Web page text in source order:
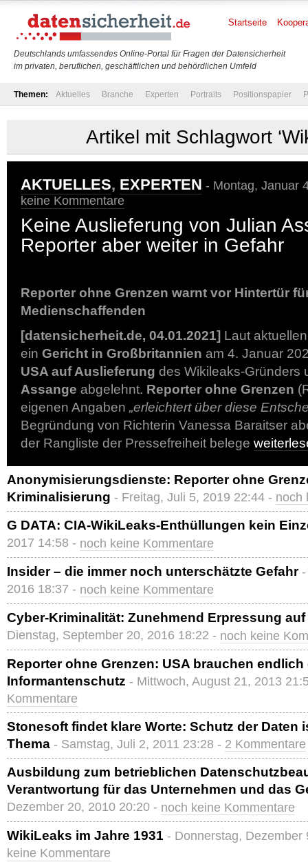
Deutschlands umfassendes Online-Portal für Fragen der Datensicherheit
im privaten, beruflichen, geschäftlichen und behördlichen Umfeld
Startseite
Themen: Aktuelles Branche Experten Portraits Positionspapier
Artikel mit Schlagwort
AKTUELLES, EXPERTEN - Montag, Januar
keine Kommentare
Keine Auslieferung von Julian
Reporter aber weiter in Gefahr
Reporter ohne Grenzen warnt vor Hintertür
Medienschaffenden
[datensicherheit.de, 04.01.2021] Laut
ein Gericht in Großbritannien am 4. Januar
USA auf Auslieferung des Wikileaks-Gründers
Assange abgelehnt. Reporter ohne Grenzen
eigenen Angaben „erleichtert über diese
Begründung von Richterin Vanessa Baraitser
der Rangliste der Pressefreiheit belege
Anonymisierungsdienste: Reporter ohne
Kriminalisierung - Freitag, Juli 5, 2019 22:44 - noch
G DATA: CIA-WikiLeaks-Enthüllungen kein
2017 14:58 - noch keine Kommentare
Insider – die immer noch unterschätzte Gefahr
2016 18:37 - noch keine Kommentare
Cyber-Kriminalität: Zunehmend Erpressung
Dienstag, September 20, 2016 18:22 - noch keine
Reporter ohne Grenzen: USA brauchen endlich
Informantenschutz - Mittwoch, August 21, 2013
Kommentare
Stonesoft findet klare Worte: Schutz der Daten
Thema - Samstag, Juli 2, 2011 23:28 - 2 Kommentare
Ausbildung zum betrieblichen
Verantwortung für das Unternehmen und das
Dezember 20, 2010 20:20 - noch keine Kommentare
WikiLeaks im Jahre 1931 - Donnerstag,
keine Kommentare